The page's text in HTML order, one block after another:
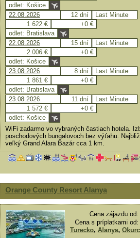
odlet: Košice
22.08.2026
12 dní
Last Minute
1 622 €
+0 €
odlet: Bratislava
22.08.2026
15 dní
Last Minute
2 006 €
+0 €
odlet: Košice
23.08.2026
8 dní
Last Minute
1 861 €
+0 €
odlet: Bratislava
23.08.2026
11 dní
Last Minute
1 572 €
+0 €
odlet: Košice
WiFi zadarmo vo vybraných častiach hotela.
poschodových bungalovoch bez výťahu.
veľký Grand Alara Bazár cca 1 km.
Orange County Resort Alanya
Cena zájazdu od:
Cena s príplatkami od:
Turecko, Alanya,